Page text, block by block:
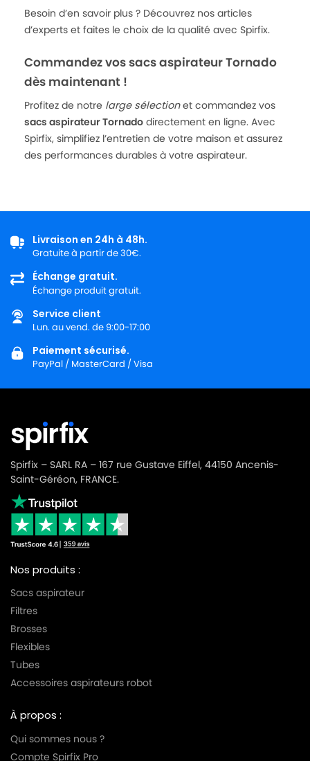
Besoin d’en savoir plus ? Découvrez nos articles
d’experts et faites le choix de la qualité avec Spirfix.
Commandez vos sacs aspirateur Tornado
dès maintenant !
Profitez de notre large sélectionet commandez vos
sacs aspirateur Tornado directement en ligne. Avec
Spirfix, simplifiez l’entretien de votre maison et assurez
des performances durables à votre aspirateur.
Livraison en 24h à 48h.
Gratuite à partir de 30€.
Échange gratuit.
Échange produit gratuit.
Service client
Lun. au vend. de 9:00-17:00
Paiement sécurisé.
PayPal / MasterCard / Visa
Spirfix – SARL RA – 167 rue Gustave Eiffel, 44150 Ancenis-
Saint-Géréon, FRANCE.
Nos produits :
Sacs aspirateur
Filtres
Brosses
Flexibles
Tubes
Accessoires aspirateurs robot
À propos :
Qui sommes nous ?
Compte Spirfix Pro